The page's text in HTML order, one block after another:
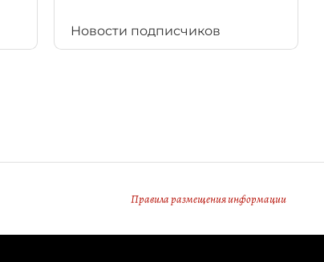
Новости подписчиков
Правила размещения информации